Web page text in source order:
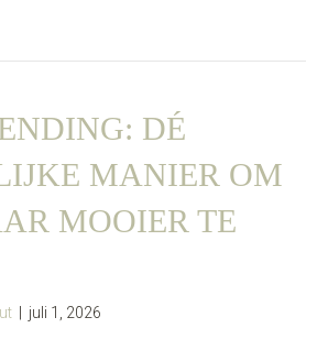
DÉ
MANIER OM
MOOIER TE
juli 1, 2026